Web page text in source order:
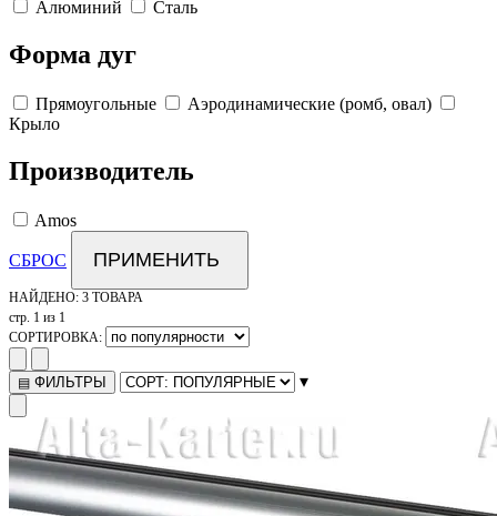
Алюминий Сталь
Форма дуг
Прямоугольные
Аэродинамические (ромб, овал)
Крыло
Производитель
Amos
СБРОС ПРИМЕНИТЬ
НАЙДЕНО: 3 ТОВАРА
стр. 1 из 1
СОРТИРОВКА:
▤ ФИЛЬТРЫ ▾